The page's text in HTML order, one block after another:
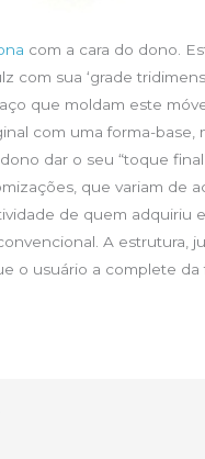
com a cara do dono.
com sua ‘grade
que moldam este
com uma forma-base,
dar o seu “toque
que variam de
de quem adquiriu
A estrutura,
o usuário a complete da